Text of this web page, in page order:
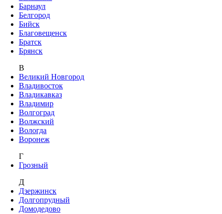
Барнаул
Белгород
Бийск
Благовещенск
Братск
Брянск
В
Великий Новгород
Владивосток
Владикавказ
Владимир
Волгоград
Волжский
Вологда
Воронеж
Г
Грозный
Д
Дзержинск
Долгопрудный
Домодедово